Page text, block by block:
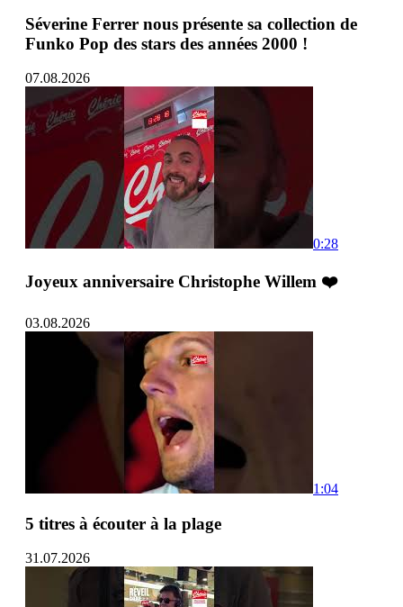
Séverine Ferrer nous présente sa collection de
Funko Pop des stars des années 2000 !
07.08.2026
0:28
Joyeux anniversaire Christophe Willem ❤️
03.08.2026
1:04
5 titres à écouter à la plage
31.07.2026